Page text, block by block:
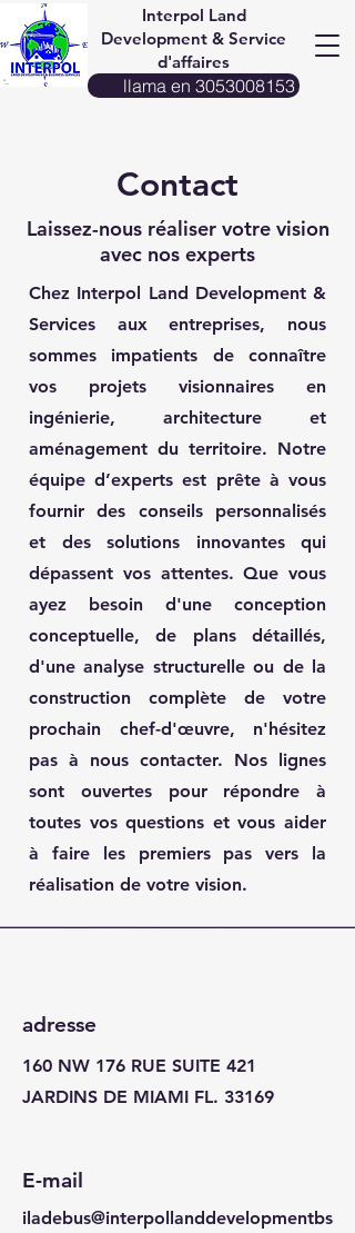
Interpol Land
Development & Service
d'affaires
llama en 3053008153
Contact
Laissez-nous réaliser votre vision
avec nos experts
Chez Interpol Land Development &
Services aux entreprises, nous
sommes impatients de connaître
vos projets visionnaires en
ingénierie, architecture et
aménagement du territoire. Notre
équipe d’experts est prête à vous
fournir des conseils personnalisés
et des solutions innovantes qui
dépassent vos attentes. Que vous
ayez besoin d'une conception
conceptuelle, de plans détaillés,
d'une analyse structurelle ou de la
construction complète de votre
prochain chef-d'œuvre, n'hésitez
pas à nous contacter. Nos lignes
sont ouvertes pour répondre à
toutes vos questions et vous aider
à faire les premiers pas vers la
réalisation de votre vision.
adresse
160 NW 176 RUE SUITE 421
JARDINS DE MIAMI FL. 33169
E-mail
iladebus@interpollanddevelopmentbs